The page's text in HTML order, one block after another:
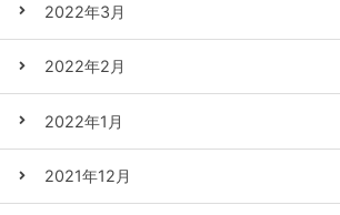
2022年3月
2022年2月
2022年1月
2021年12月